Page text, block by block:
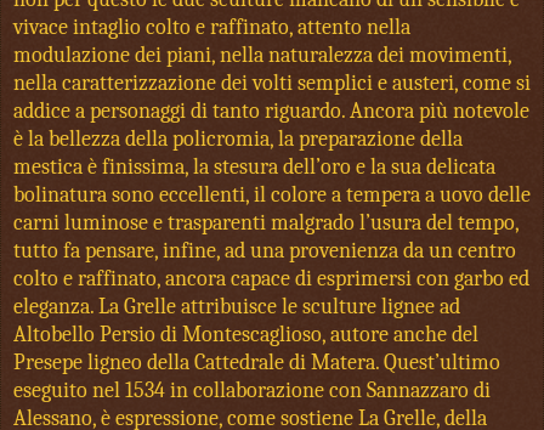
vivace intaglio colto e raffinato, attento nella
modulazione dei piani, nella naturalezza dei movimenti,
nella caratterizzazione dei volti semplici e austeri, come si
addice a personaggi di tanto riguardo. Ancora più notevole
è la bellezza della policromia, la preparazione della
mestica è finissima, la stesura dell’oro e la sua delicata
bolinatura sono eccellenti, il colore a tempera a uovo delle
carni luminose e trasparenti malgrado l’usura del tempo,
tutto fa pensare, infine, ad una provenienza da un centro
colto e raffinato, ancora capace di esprimersi con garbo ed
eleganza. La Grelle attribuisce le sculture lignee ad
Altobello Persio di Montescaglioso, autore anche del
Presepe ligneo della Cattedrale di Matera. Quest’ultimo
eseguito nel1534 incollaborazione con Sannazzaro di
Alessano, è espressione, come sostiene La Grelle, della